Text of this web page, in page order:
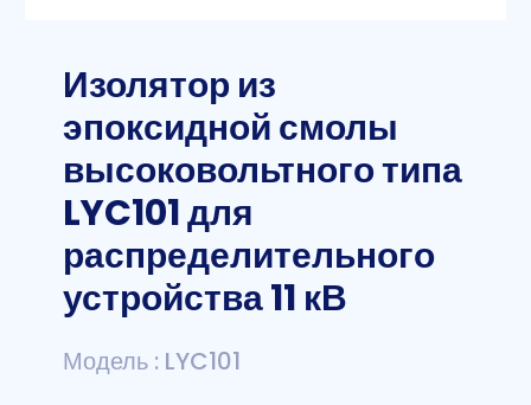
Изолятор из
эпоксидной смолы
высоковольтного типа
LYC101 для
распределительного
устройства 11 кВ
Модель : LYC101